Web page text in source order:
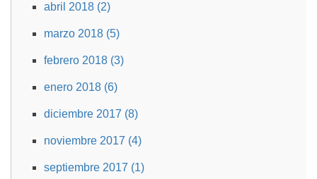
abril 2018 (2)
marzo 2018 (5)
febrero 2018 (3)
enero 2018 (6)
diciembre 2017 (8)
noviembre 2017 (4)
septiembre 2017 (1)